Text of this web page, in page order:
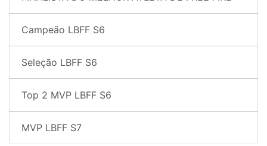
Campeão LBFF S6
Seleção LBFF S6
Top 2 MVP LBFF S6
MVP LBFF S7